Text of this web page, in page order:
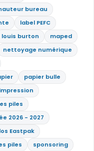
bureau
label PEFC
louis burton
maped
nettoyage numérique
papier bulle
piles
2026 - 2027
Eastpak
piles
sponsoring